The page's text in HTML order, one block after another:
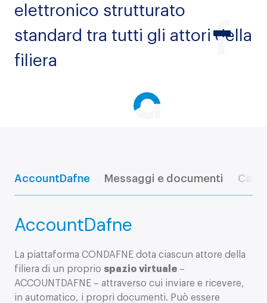
elettronico strutturato
standard tra tutti gli attori della
filiera
AccountDafne Messaggi e documenti
AccountDafne
La piattaforma CONDAFNE dota ciascun attore della
filiera di un proprio spazio virtuale –
ACCOUNTDAFNE – attraverso cui inviare e ricevere,
in automatico, i propri documenti. Può essere